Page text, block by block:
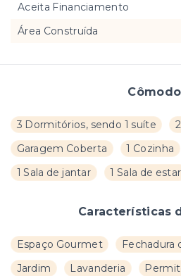
3 Dormitórios, sendo 1 suíte
Garagem Coberta
1 Cozinha
1 Sala de jantar
1 Sala de estar
Características
Espaço Gourmet Fechadura
Jardim
Lavanderia
Aceita Financiamento
Área Construída